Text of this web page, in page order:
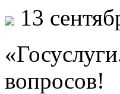
13
вопросов!